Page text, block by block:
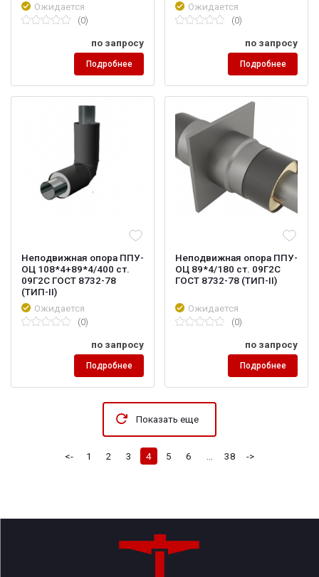
Ожидается
(0)
по запросу
Подробнее
Ожидается
(0)
по запросу
Подробнее
Неподвижная опора ППУ-
ОЦ 108*4+89*4/400 ст.
09Г2С ГОСТ 8732-78
(ТИП-II)
Ожидается
(0)
по запросу
Подробнее
Неподвижная опора ППУ-
ОЦ 89*4/180 ст. 09Г2С
ГОСТ 8732-78 (ТИП-II)
Ожидается
(0)
по запросу
Подробнее
Показать еще
<- 1 2 3 4 5 6 38 ->